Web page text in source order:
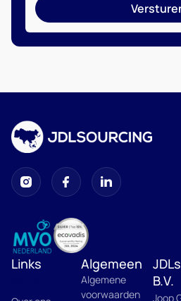
Links Algemeen
Algemene
voorwaarden
B.V.
Joop